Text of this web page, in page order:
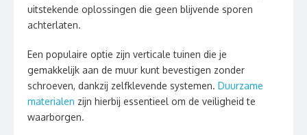
uitstekende oplossingen die geen blijvende sporen
achterlaten.
Een populaire optie zijn verticale tuinen die je
gemakkelijk aan de muur kunt bevestigen zonder
schroeven, dankzij zelfklevende systemen. Duurzame
materialen zijn hierbij essentieel om de veiligheid te
waarborgen.